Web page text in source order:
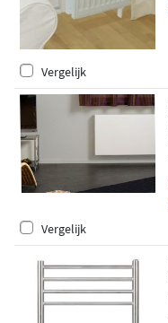
Vergelijk
Vergelijk